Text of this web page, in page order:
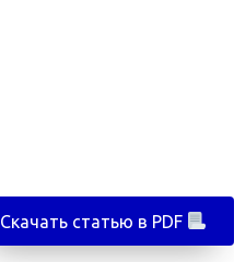
Скачать статью в PDF